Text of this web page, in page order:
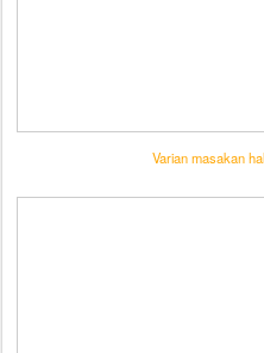
Varian masakan